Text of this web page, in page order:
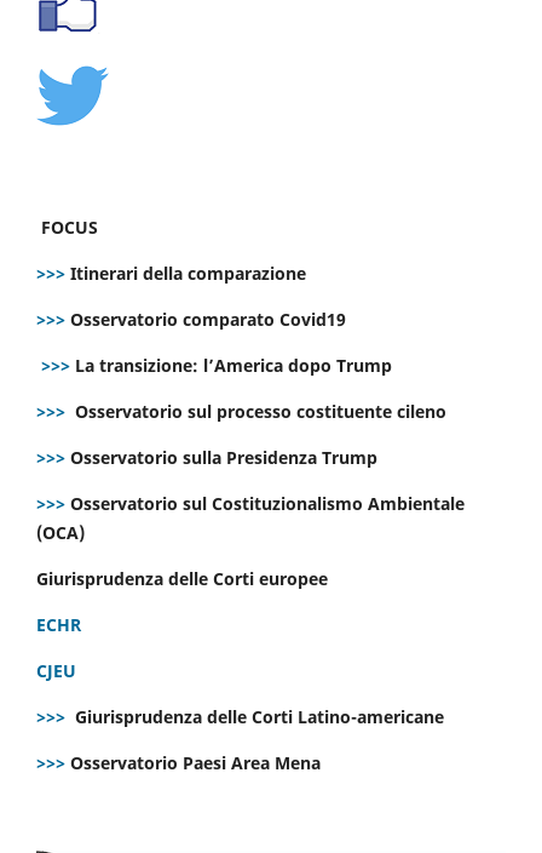
FOCUS
>>> Itinerari della comparazione
>>> Osservatorio comparato Covid19
>>> La transizione: l’America dopo Trump
>>> Osservatorio sul processo costituente cileno
>>> Osservatorio sulla Presidenza Trump
>>> Osservatorio sul Costituzionalismo Ambientale
(OCA)
Giurisprudenza delle Corti europee
ECHR
CJEU
>>> Giurisprudenza delle Corti Latino-americane
>>> Osservatorio Paesi Area Mena